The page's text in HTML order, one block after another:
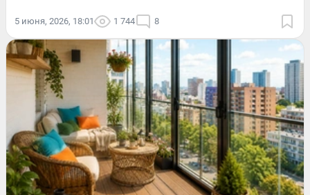
5 июня, 2026, 18:01 1 744 8